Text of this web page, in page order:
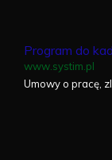
Program do
www.systim.pl
Umowy o pracę,